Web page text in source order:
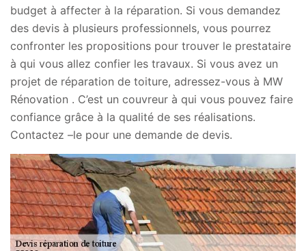
budget à affecter à la réparation. Si vous demandez
des devis à plusieurs professionnels, vous pourrez
confronter les propositions pour trouver le prestataire
à qui vous allez confier les travaux. Si vous avez un
projet de réparation de toiture, adressez-vous à MW
Rénovation . C’est un couvreur à qui vous pouvez faire
confiance grâce à la qualité de ses réalisations.
Contactez –le pour une demande de devis.